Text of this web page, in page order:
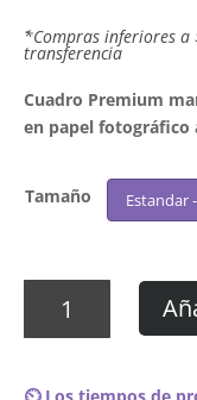
´*Compras inferiores
transferencia
Cuadro Premium
en papel fotográfico
Tamaño Estandar